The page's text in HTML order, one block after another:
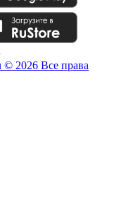
2026 Все права